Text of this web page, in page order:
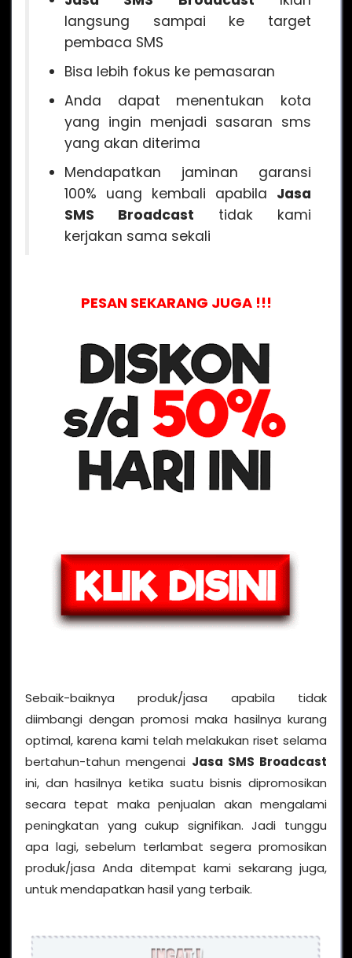
langsung sampai ke target
pembaca SMS
Bisa lebih fokus ke pemasaran
Anda dapat menentukan kota
yang ingin menjadi sasaran sms
yang akan diterima
Mendapatkan jaminan garansi
100% uang kembali apabila Jasa
SMS Broadcast tidak kami
kerjakan sama sekali
PESAN SEKARANG JUGA !!!
Sebaik-baiknya produk/jasa apabila tidak
diimbangi dengan promosi maka hasilnya kurang
optimal, karena kami telah melakukan riset selama
bertahun-tahun mengenai Jasa SMS Broadcast
ini, dan hasilnya ketika suatu bisnis dipromosikan
secara tepat maka penjualan akan mengalami
peningkatan yang cukup signifikan. Jadi tunggu
apa lagi, sebelum terlambat segera promosikan
produk/jasa Anda ditempat kami sekarang juga,
untuk mendapatkan hasil yang terbaik.